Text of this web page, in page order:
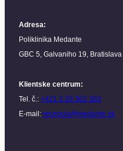
Adresa:
Poliklinika Medante
GBC 5, Galvaniho 19, Bratislava
Klientske centrum:
Tel. č.: +421 2 20 302 303
E-mail: recepcia@medante.sk